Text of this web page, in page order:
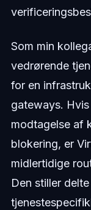
Som min
vedrørende
for en
gateways.
modtagelse af
blokering, er
midlertidige
Den stiller